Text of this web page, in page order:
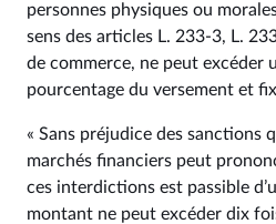
personnes physiques ou
sens des articles L. 233‑3, L.
de commerce, ne peut excéder
pourcentage du versement et
« Sans préjudice des sanctions
marchés financiers peut
ces interdictions est passible
montant ne peut excéder dix